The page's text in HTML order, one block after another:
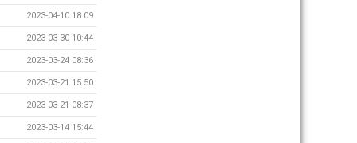
2023-04-10 18:09
2023-03-30 10:44
2023-03-24 08:36
2023-03-21 15:50
2023-03-21 08:37
2023-03-14 15:44